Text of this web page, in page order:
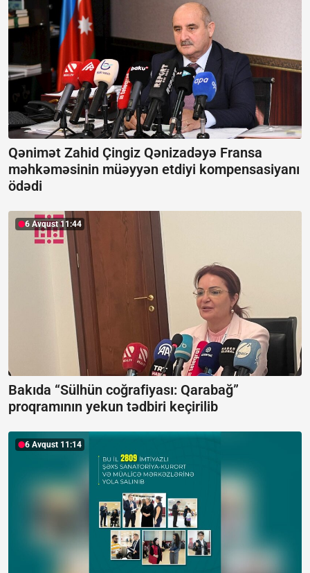
Qənimət Zahid Çingiz Qənizadəyə Fransa
məhkəməsinin müəyyən etdiyi kompensasiyanı
ödədi
6 Avqust 11:44
Bakıda “Sülhün coğrafiyası: Qarabağ”
proqramının yekun tədbiri keçirilib
6 Avqust 11:14